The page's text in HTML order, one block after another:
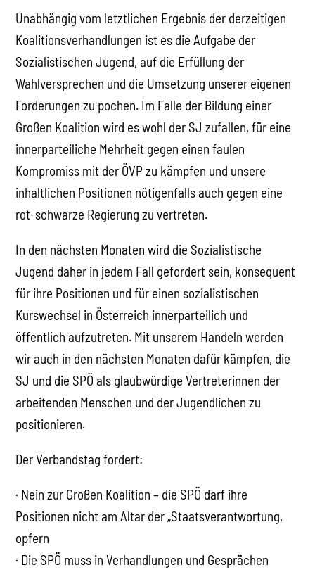
Unabhängig vom letztlichen Ergebnis der derzeitigen
Koalitionsverhandlungen ist es die Aufgabe der
Sozialistischen Jugend, auf die Erfüllung der
Wahlversprechen und die Umsetzung unserer eigenen
Forderungen zu pochen. Im Falle der Bildung einer
Großen Koalition wird es wohl der SJ zufallen, für eine
innerparteiliche Mehrheit gegen einen faulen
Kompromiss mit der ÖVP zu kämpfen und unsere
inhaltlichen Positionen nötigenfalls auch gegen eine
rot-schwarze Regierung zu vertreten.
In den nächsten Monaten wird die Sozialistische
Jugend daher in jedem Fall gefordert sein, konsequent
für ihre Positionen und für einen sozialistischen
Kurswechsel in Österreich innerparteilich und
öffentlich aufzutreten. Mit unserem Handeln werden
wir auch in den nächsten Monaten dafür kämpfen, die
SJ und die SPÖ als glaubwürdige Vertreterinnen der
arbeitenden Menschen und der Jugendlichen zu
positionieren.
Der Verbandstag fordert:
· Nein zur Großen Koalition – die SPÖ darf ihre
Positionen nicht am Altar der „Staatsverantwortung,
opfern
· Die SPÖ muss in Verhandlungen und Gesprächen